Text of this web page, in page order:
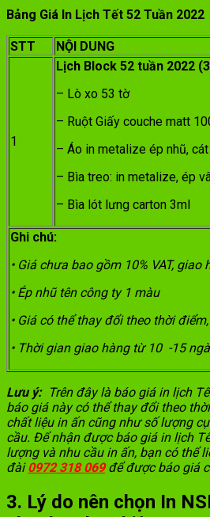
Bảng Giá In Lịch Tết 52 Tuần 2022
STT NỘI DUNG
1
Lịch Block 52 tuần 2022
– Lò xo 53 tờ
– Ruột Giấy couche matt
– Áo in metalize ép nhũ,
– Bìa treo: in metalize, ép
– Bìa lót lưng carton 3ml
Ghi chú:
• Giá chưa bao gồm 10% VAT,
• Ép nhũ tên công ty 1 màu
• Giá có thể thay đổi theo thời
• Thời gian giao hàng từ 10 -15
Lưu ý: Trên đây là báo giá in lịch
báo giá này có thể thay đổi theo
chất liệu in ấn cũng như số lượng
cầu. Để nhận được báo giá in lịch
lượng và nhu cầu in ấn, bạn có thể
đài0972 318 069để được báo giá
3. Lý do nên chọn In